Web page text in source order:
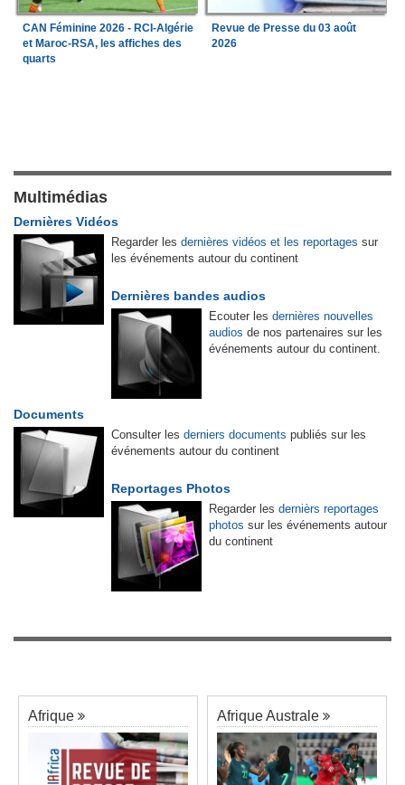
CAN Féminine 2026 - RCI-Algérie
et Maroc-RSA, les affiches des
quarts
Revue de Presse du 03 août
2026
Multimédias
Dernières Vidéos
Regarder les dernières vidéos et les reportages sur
les événements autour du continent
Dernières bandes audios
Ecouter les dernières nouvelles
audios de nos partenaires sur les
événements autour du continent.
Documents
Consulter les derniers documents publiés sur les
événements autour du continent
Reportages Photos
Regarder les dernièrs reportages
photos sur les événements autour
du continent
Afrique Afrique Australe